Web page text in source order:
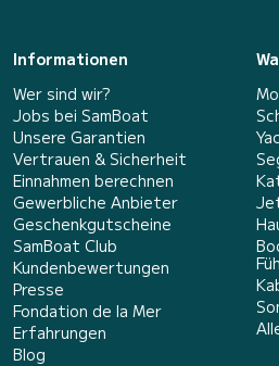
Informationen
Wer sind wir?
Jobs bei SamBoat
Unsere Garantien
Vertrauen & Sicherheit
Einnahmen berechnen
Gewerbliche Anbieter
Geschenkgutscheine
SamBoat Club
Kundenbewertungen
Presse
Fondation de la Mer
Erfahrungen
Blog